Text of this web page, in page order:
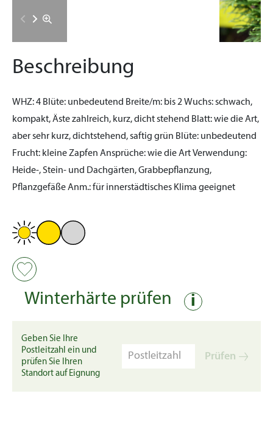
Beschreibung
WHZ:4 Blüte: unbedeutend Breite/m: bis 2Wuchs:schwach,
kompakt, Äste zahlreich, kurz, dicht stehend Blatt:wie die Art,
aber sehr kurz, dichtstehend, saftig grün Blüte: unbedeutend
Frucht: kleine Zapfen Ansprüche:wie die ArtVerwendung:
Heide-, Stein- und Dachgärten, Grabbepflanzung,
PflanzgefäßeAnm.:für innerstädtisches Klima geeignet
Winterhärte prüfen i
Geben Sie Ihre
Postleitzahl ein und
prüfen Sie Ihren
Standort auf Eignung
Prüfen